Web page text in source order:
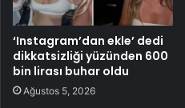
‘Instagram’dan ekle’ dedi
dikkatsizliği yüzünden 600
bin lirası buhar oldu
Ağustos 5, 2026